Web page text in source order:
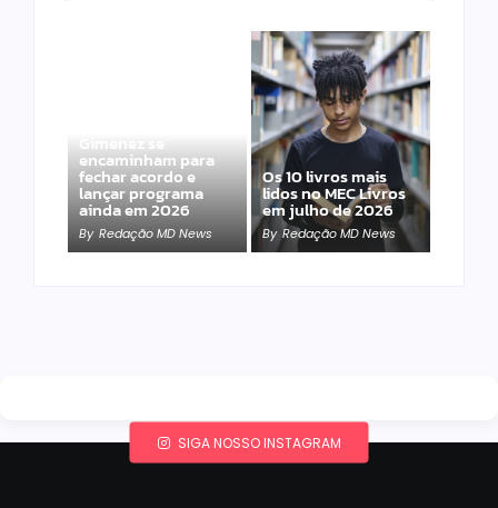
Gimenez se
encaminham para
fechar acordo e
lançar programa
ainda em 2026
By Redação MD News
Os 10 livros mais
lidos no MEC Livros
em julho de 2026
By Redação MD News
SIGA NOSSO INSTAGRAM